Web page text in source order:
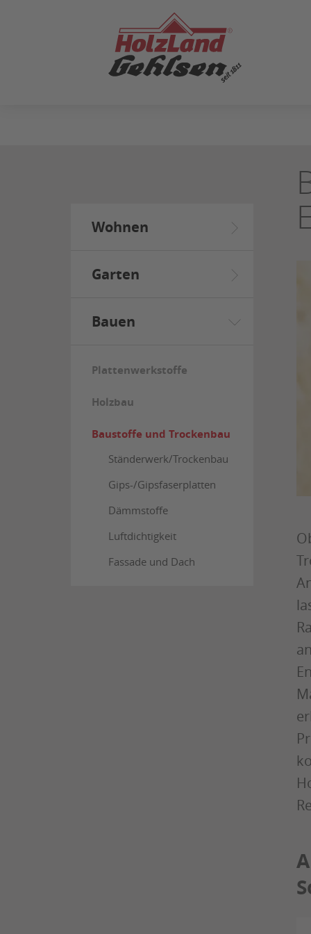
Wohnen
Garten
Bauen
Plattenwerkstoffe
Holzbau
Baustoffe und Trockenbau
Ständerwerk/Trockenbau
Gips-/Gipsfaserplatten
Dämmstoffe
Luftdichtigkeit
Fassade und Dach